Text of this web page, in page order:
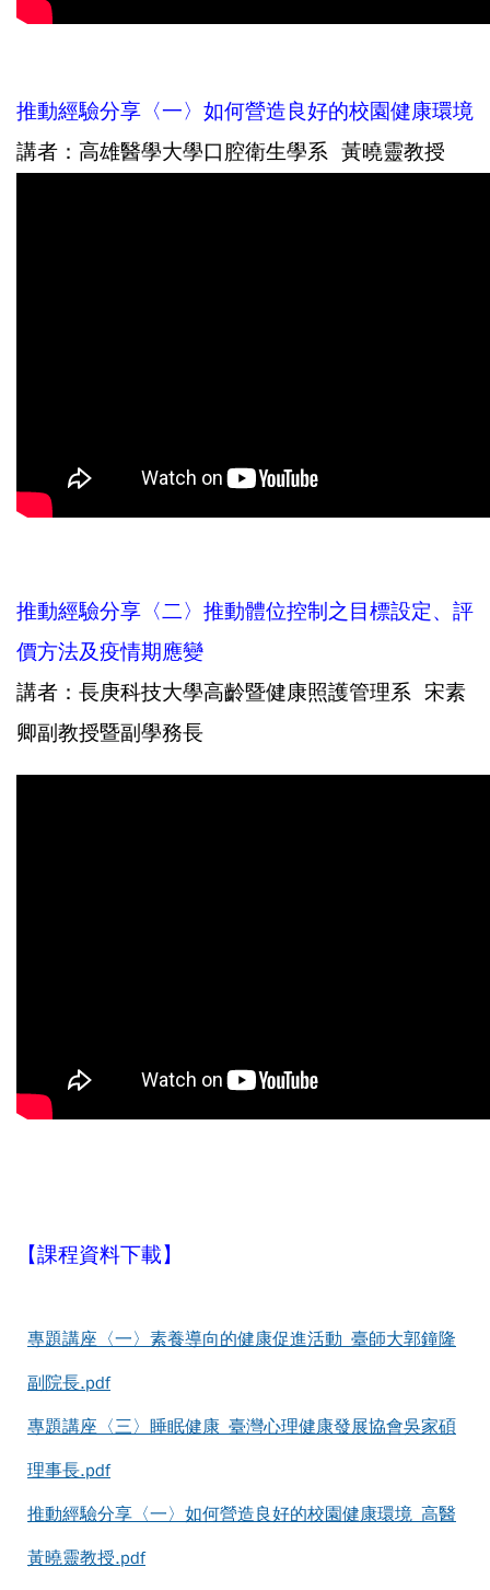
推動經驗分享〈一〉如何營造良好的校園健康環境
講者：高雄醫學大學口腔衛生學系 黃曉靈教授
推動經驗分享〈二〉推動體位控制之目標設定、評
價方法及疫情期應變
講者：長庚科技大學高齡暨健康照護管理系 宋素
卿副教授暨副學務長
【課程資料下載】
專題講座〈一〉素養導向的健康促進活動_臺師大郭鐘隆
副院長.pdf
專題講座〈三〉睡眠健康_臺灣心理健康發展協會吳家碩
理事長.pdf
推動經驗分享〈一〉如何營造良好的校園健康環境_高醫
黃曉靈教授.pdf